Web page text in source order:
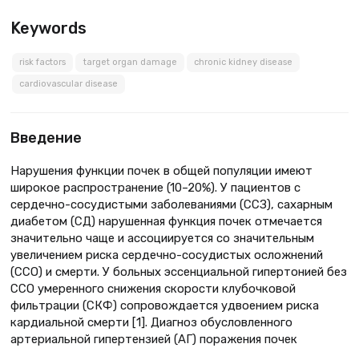
Keywords
risk factors target organ damage chronic kidney disease
cardiovascular disease
Введение
Нарушения функции почек в общей популяции имеют
широкое распространение (10–20%). У пациентов с
сердечно-сосудистыми заболеваниями (ССЗ), сахарным
диабетом (СД) нарушенная функция почек отмечается
значительно чаще и ассоциируется со значительным
увеличением риска сердечно-сосудистых осложнений
(ССО) и смерти. У больных эссенциальной гипертонией без
ССО умеренного снижения скорости клубочковой
фильтрации (СКФ) сопровождается удвоением риска
кардиальной смерти [1]. Диагноз обусловленного
артериальной гипертензией (АГ) поражения почек